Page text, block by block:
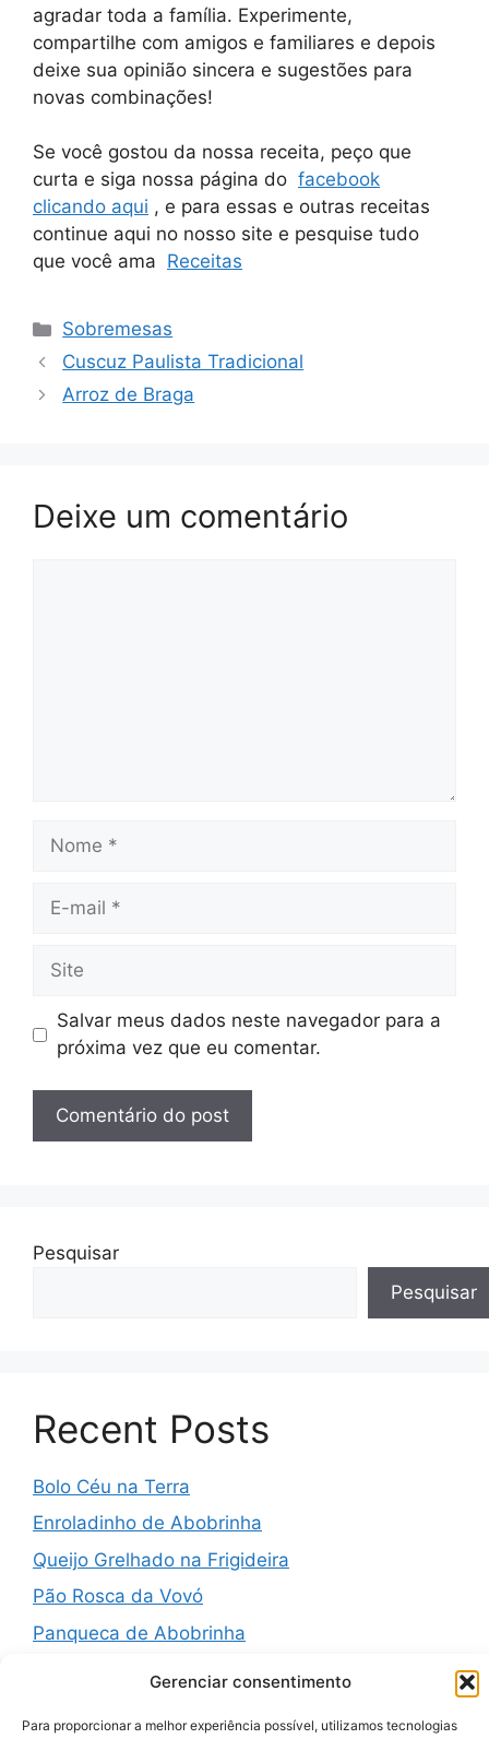
Gerenciar consentimento
Para proporcionar a melhor experiência possível, utilizamos tecnologias
agradar toda a família. Experimente,
compartilhe com amigos e familiares e depois
deixe sua opinião sincera e sugestões para
novas combinações!
Se você gostou da nossa receita, peço que
curta e siga nossa página do facebook
clicando aqui , e para essas e outras receitas
continue aqui no nosso site e pesquise tudo
que você ama Receitas
Categorias
Sobremesas
Cuscuz Paulista Tradicional
Arroz de Braga
Deixe um comentário
Nome
Site
Salvar meus dados neste navegador para a
próxima vez que eu comentar.
Pesquisar
Pesquisar
Recent Posts
Bolo Céu na Terra
Enroladinho de Abobrinha
Queijo Grelhado na Frigideira
Pão Rosca da Vovó
Panqueca de Abobrinha